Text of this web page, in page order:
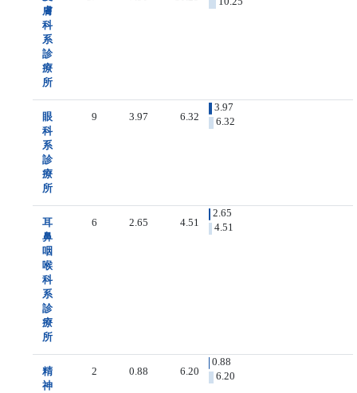
膚
科
系
診
療
所
眼
科
系
診
療
所
9 3.97 6.32
3.97
6.32
耳
鼻
咽
喉
科
系
診
療
所
6 2.65 4.51
2.65
4.51
精
神
2 0.88 6.20
0.88
6.20